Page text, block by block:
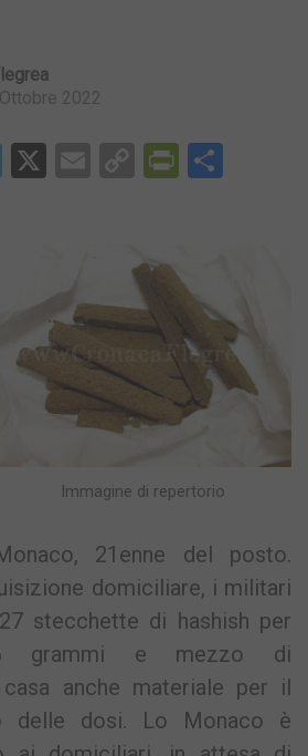
2022
Telegram
X EmailCopy
Immagine di repertorio
21enne del posto.
domiciliare, i militari
stecchette di hashish per
grammi e mezzo di
anche materiale per il
delle dosi. Lo Monaco è